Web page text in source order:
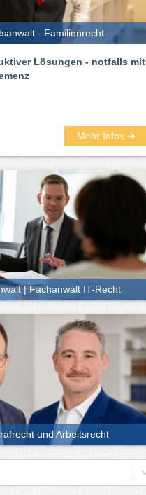
- Familienrecht
Lösungen - notfalls mit
Mehr Infos ➜
| Fachanwalt IT-Recht
und Arbeitsrecht